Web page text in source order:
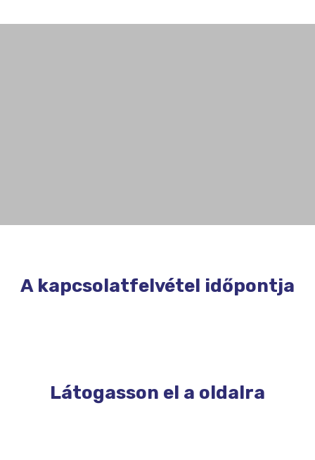
Látogasson el a oldalra
A kapcsolatfelvétel időpontja